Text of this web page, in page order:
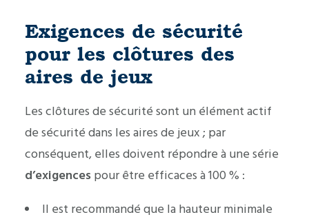
Exigences de sécurité
pour les clôtures des
aires de jeux
Les clôtures de sécurité sont un élément actif
de sécurité dans les aires de jeux ; par
conséquent, elles doivent répondre à une série
d’exigences pour être efficaces à 100 % :
Il est recommandé que la hauteur minimale